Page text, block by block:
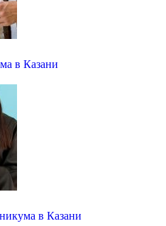
в Казани
в Казани